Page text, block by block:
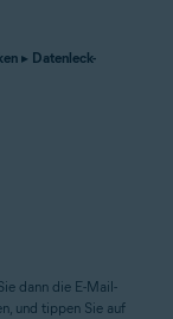
▸ Datenleck-
dann die E-Mail-
und tippen Sie auf